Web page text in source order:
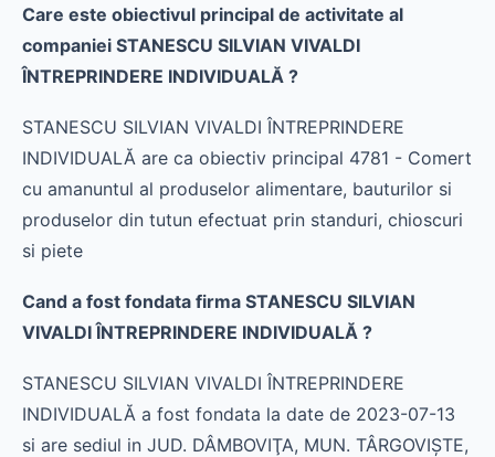
Care este obiectivul principal de activitate al
companiei STANESCU SILVIAN VIVALDI
ÎNTREPRINDERE INDIVIDUALĂ ?
STANESCU SILVIAN VIVALDI ÎNTREPRINDERE
INDIVIDUALĂ are ca obiectiv principal 4781 - Comert
cu amanuntul al produselor alimentare, bauturilor si
produselor din tutun efectuat prin standuri, chioscuri
si piete
Cand a fost fondata firma STANESCU SILVIAN
VIVALDI ÎNTREPRINDERE INDIVIDUALĂ ?
STANESCU SILVIAN VIVALDI ÎNTREPRINDERE
INDIVIDUALĂ a fost fondata la date de 2023-07-13
si are sediul in JUD. DÂMBOVIŢA, MUN. TÂRGOVIŞTE,